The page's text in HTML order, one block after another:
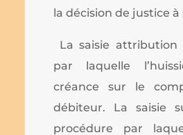
la décision de justice à
La saisie
par laquelle
créance sur le
débiteur. La saisie
procédure par